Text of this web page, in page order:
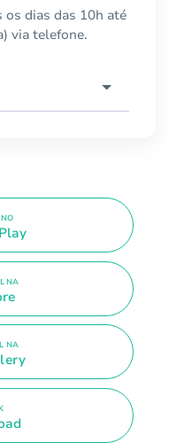
dias das 10h até
via telefone.
NA
NA